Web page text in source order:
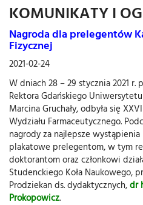
KOMUNIKATY I
Nagroda dla prelegentów
Fizycznej
2021-02-24
W dniach 28 – 29 stycznia 2021
Rektora Gdańskiego
Marcina Gruchały, odbyła się
Wydziału Farmaceutycznego.
nagrody za najlepsze
plakatowe prelegentom, w tym
doktorantom oraz członkowi
Studenckiego Koła Naukowego,
Prodziekan ds. dydaktycznych,dr
Prokopowicz.